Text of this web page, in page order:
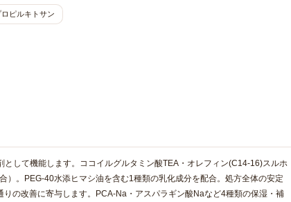
ピルキトサン
して機能します。ココイルグルタミン酸TEA・オレフィン(C14-16)スルホ
。PEG-40水添ヒマシ油を含む1種類の乳化成分を配合。処方全体の安定
の改善に寄与します。PCA-Na・アスパラギン酸Naなど4種類の保湿・補